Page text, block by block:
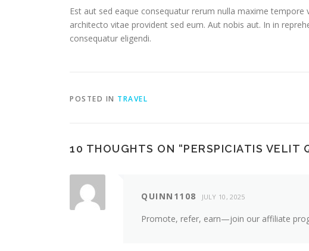
Est aut sed eaque consequatur rerum nulla maxime
architecto vitae provident sed eum. Aut nobis aut. In in
consequatur eligendi.
POSTED IN TRAVEL
10 THOUGHTS ON “PERSPICIATIS VELIT
QUINN1108 JULY 10, 2025
Promote, refer, earn—join our affiliate